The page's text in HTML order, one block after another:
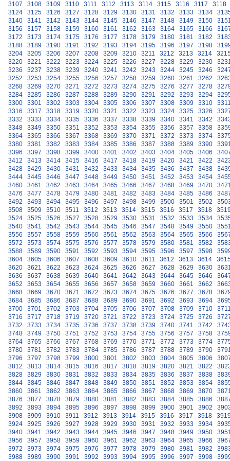
3107
3108 3109 3110 3111 3112 3113 3114 3115 3116 3117
3118
3124
3125 3126 3127 3128 3129 3130 3131 3132 3133 3134
3140
3141 3142 3143 3144 3145 3146 3147 3148 3149 3150
3156
3157 3158 3159 3160 3161 3162 3163 3164 3165 3166
3172
3173 3174 3175 3176 3177 3178 3179 3180 3181 3182
3188
3189 3190 3191 3192 3193 3194 3195 3196 3197 3198
3204
3205 3206 3207 3208 3209 3210 3211 3212 3213 3214
3220
3221 3222 3223 3224 3225 3226 3227 3228 3229 3230
3236
3237 3238 3239 3240 3241 3242 3243 3244 3245 3246
3252
3253 3254 3255 3256 3257 3258 3259 3260 3261 3262
3268
3269 3270 3271 3272 3273 3274 3275 3276 3277 3278
3284
3285 3286 3287 3288 3289 3290 3291 3292 3293 3294
3300
3301 3302 3303 3304 3305 3306 3307 3308 3309 3310
3316
3317 3318 3319 3320 3321 3322 3323 3324 3325 3326
3332
3333 3334 3335 3336 3337 3338 3339 3340 3341 3342
3348
3349 3350 3351 3352 3353 3354 3355 3356 3357 3358
3364
3365 3366 3367 3368 3369 3370 3371 3372 3373 3374
3380
3381 3382 3383 3384 3385 3386 3387 3388 3389 3390
3396
3397 3398 3399 3400 3401 3402 3403 3404 3405 3406
3412
3413 3414 3415 3416 3417 3418 3419 3420 3421 3422
3428
3429 3430 3431 3432 3433 3434 3435 3436 3437 3438
3444
3445 3446 3447 3448 3449 3450 3451 3452 3453 3454
3460
3461 3462 3463 3464 3465 3466 3467 3468 3469 3470
3476
3477 3478 3479 3480 3481 3482 3483 3484 3485 3486
3492
3493 3494 3495 3496 3497 3498 3499 3500 3501 3502
3508
3509 3510 3511 3512 3513 3514 3515 3516 3517 3518
3524
3525 3526 3527 3528 3529 3530 3531 3532 3533 3534
3540
3541 3542 3543 3544 3545 3546 3547 3548 3549 3550
3556
3557 3558 3559 3560 3561 3562 3563 3564 3565 3566
3572
3573 3574 3575 3576 3577 3578 3579 3580 3581 3582
3588
3589 3590 3591 3592 3593 3594 3595 3596 3597 3598
3604
3605 3606 3607 3608 3609 3610 3611 3612 3613 3614
3620
3621 3622 3623 3624 3625 3626 3627 3628 3629 3630
3636
3637 3638 3639 3640 3641 3642 3643 3644 3645 3646
3652
3653 3654 3655 3656 3657 3658 3659 3660 3661 3662
3668
3669 3670 3671 3672 3673 3674 3675 3676 3677 3678
3684
3685 3686 3687 3688 3689 3690 3691 3692 3693 3694
3700
3701 3702 3703 3704 3705 3706 3707 3708 3709 3710
3716
3717 3718 3719 3720 3721 3722 3723 3724 3725 3726
3732
3733 3734 3735 3736 3737 3738 3739 3740 3741 3742
3748
3749 3750 3751 3752 3753 3754 3755 3756 3757 3758
3764
3765 3766 3767 3768 3769 3770 3771 3772 3773 3774
3780
3781 3782 3783 3784 3785 3786 3787 3788 3789 3790
3796
3797 3798 3799 3800 3801 3802 3803 3804 3805 3806
3812
3813 3814 3815 3816 3817 3818 3819 3820 3821 3822
3828
3829 3830 3831 3832 3833 3834 3835 3836 3837 3838
3844
3845 3846 3847 3848 3849 3850 3851 3852 3853 3854
3860
3861 3862 3863 3864 3865 3866 3867 3868 3869 3870
3876
3877 3878 3879 3880 3881 3882 3883 3884 3885 3886
3892
3893 3894 3895 3896 3897 3898 3899 3900 3901 3902
3908
3909 3910 3911 3912 3913 3914 3915 3916 3917 3918
3924
3925 3926 3927 3928 3929 3930 3931 3932 3933 3934
3940
3941 3942 3943 3944 3945 3946 3947 3948 3949 3950
3956
3957 3958 3959 3960 3961 3962 3963 3964 3965 3966
3972
3973 3974 3975 3976 3977 3978 3979 3980 3981 3982
3988
3989 3990 3991 3992 3993 3994 3995 3996 3997 3998